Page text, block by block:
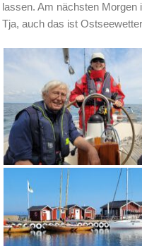
lassen. Am nächsten
Tja, auch das ist